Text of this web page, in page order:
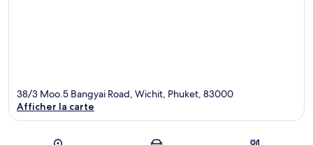
38/3 Moo.5 Bangyai Road, Wichit, Phuket, 83000
Afficher la carte